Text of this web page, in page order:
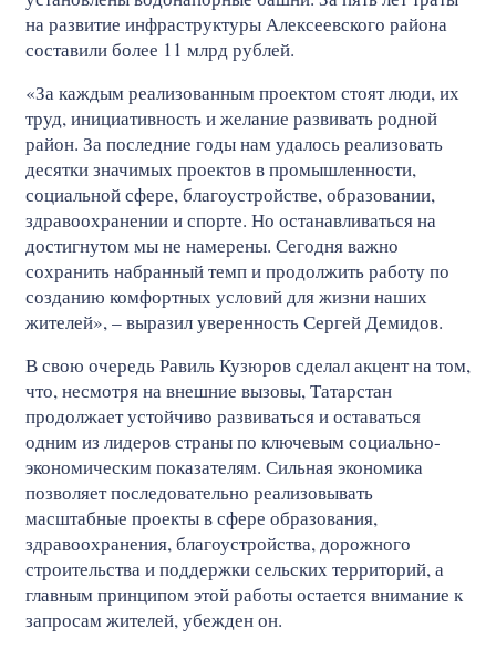
на развитие инфраструктуры Алексеевского района
составили более 11 млрд рублей.
«За каждым реализованным проектом стоят люди, их
труд, инициативность и желание развивать родной
район. За последние годы нам удалось реализовать
десятки значимых проектов в промышленности,
социальной сфере, благоустройстве, образовании,
здравоохранении и спорте. Но останавливаться на
достигнутом мы не намерены. Сегодня важно
сохранить набранный темп и продолжить работу по
созданию комфортных условий для жизни наших
жителей», – выразил уверенность Сергей Демидов.
В свою очередь Равиль Кузюров сделал акцент на том,
что, несмотря на внешние вызовы, Татарстан
продолжает устойчиво развиваться и оставаться
одним из лидеров страны по ключевым социально-
экономическим показателям. Сильная экономика
позволяет последовательно реализовывать
масштабные проекты в сфере образования,
здравоохранения, благоустройства, дорожного
строительства и поддержки сельских территорий, а
главным принципом этой работы остается внимание к
запросам жителей, убежден он.